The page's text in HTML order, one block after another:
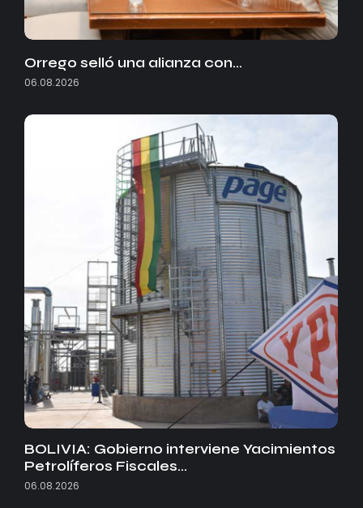
Orrego selló una alianza con…
06.08.2026
BOLIVIA: Gobierno interviene Yacimientos
Petrolíferos Fiscales…
06.08.2026